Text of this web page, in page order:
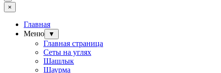
×
Главная
Меню
▼
Главная страница
Сеты на углях
Шашлык
Шаурма